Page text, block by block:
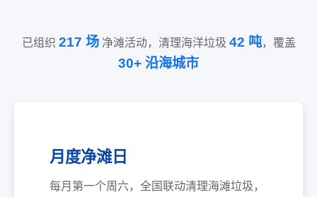
已组织 217 场净滩活动，清理海洋垃圾 42 吨，覆盖
30+ 沿海城市
月度净滩日
每月第一个周六，全国联动清理海滩垃圾，